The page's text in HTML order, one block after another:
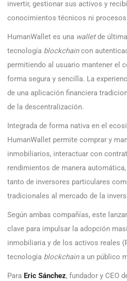
invertir, gestionar sus activos y
conocimientos técnicos ni
HumanWallet es una walletde
tecnología blockchaincon
permitiendo al usuario mantener el
forma segura y sencilla. La
de una aplicación financiera
de la descentralización.
Integrada de forma nativa en el
HumanWallet permite comprar y
inmobiliarios, interactuar con
rendimientos de manera
tanto de inversores particulares
tradicionales al mercado de la
Según ambas compañías, este
clave para impulsar la adopción
inmobiliaria y de los activos reales
tecnología blockchaina un público
Para Eric Sánchez, fundador y CEO